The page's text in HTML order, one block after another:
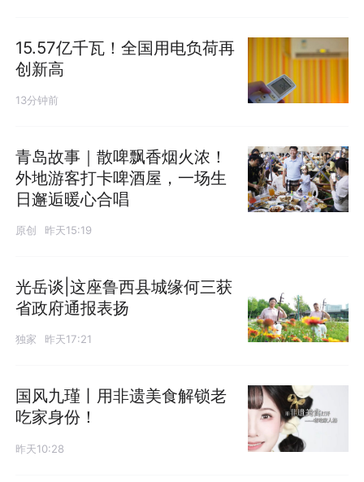
15.57亿千瓦！全国用电负荷再
创新高
13分钟前
青岛故事｜散啤飘香烟火浓！
外地游客打卡啤酒屋，一场生
日邂逅暖心合唱
原创 昨天15:19
光岳谈|这座鲁西县城缘何三获
省政府通报表扬
独家 昨天17:21
国风九瑾丨用非遗美食解锁老
吃家身份！
昨天10:28